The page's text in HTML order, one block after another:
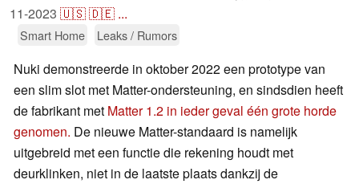
11-2023 🇺🇸🇩🇪 ...
Smart Home Leaks / Rumors
Nuki demonstreerde in oktober 2022 een prototype van
een slim slot met Matter-ondersteuning, en sindsdien heeft
de fabrikant met Matter 1.2 in ieder geval één grote horde
genomen. De nieuwe Matter-standaard is namelijk
uitgebreid met een functie die rekening houdt met
deurklinken, niet in de laatste plaats dankzij de